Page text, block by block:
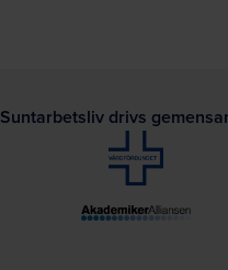
Suntarbetsliv drivs